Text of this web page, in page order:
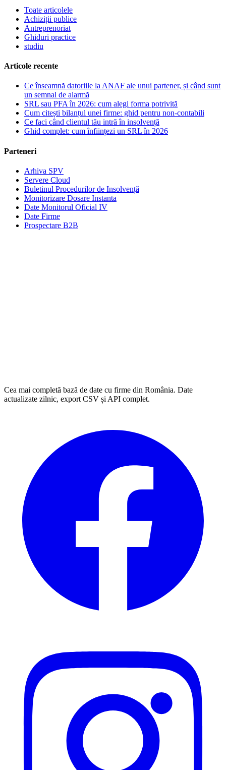
Toate articolele
Achiziții publice
Antreprenoriat
Ghiduri practice
studiu
Articole recente
Ce înseamnă datoriile la ANAF ale unui partener, și când sunt
un semnal de alarmă
SRL sau PFA în 2026: cum alegi forma potrivită
Cum citești bilanțul unei firme: ghid pentru non-contabili
Ce faci când clientul tău intră în insolvență
Ghid complet: cum înființezi un SRL în 2026
Parteneri
Arhiva SPV
Servere Cloud
Buletinul Procedurilor de Insolvență
Monitorizare Dosare Instanta
Date Monitorul Oficial IV
Date Firme
Prospectare B2B
Cea mai completă bază de date cu firme din România. Date
actualizate zilnic, export CSV și API complet.